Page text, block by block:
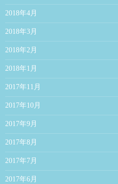
2018年4月
2018年3月
2018年2月
2018年1月
2017年11月
2017年10月
2017年9月
2017年8月
2017年7月
2017年6月